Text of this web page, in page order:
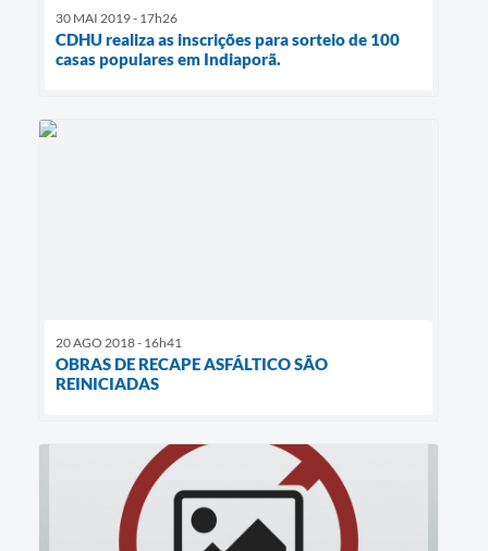
30 MAI 2019 - 17h26
CDHU realiza as inscrições para sorteio de 100
casas populares em Indiaporã.
20 AGO 2018 - 16h41
OBRAS DE RECAPE ASFÁLTICO SÃO
REINICIADAS